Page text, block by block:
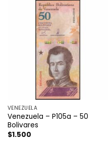
VENEZUELA
Venezuela – P105a – 50
Bolivares
$1.500